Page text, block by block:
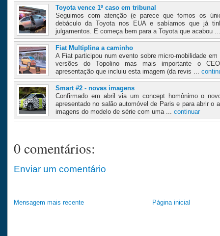
Toyota vence 1º caso em tribunal
Seguimos com atenção (e parece que fomos os
debáculo da Toyota nos EUA e sabíamos que já
julgamentos. E começa bem para a Toyota que acabou
Fiat Multiplina a caminho
A Fiat participou num evento sobre micro-mobilidade
versões do Topolino mas mais importante o
apresentação que incluiu esta imagem (da revis ...
Smart #2 - novas imagens
Confirmado em abril via um concept homônimo o
apresentado no salão automóvel de Paris e para abrir o
imagens do modelo de série com uma ... continuar
0 comentários:
Enviar um comentário
Mensagem mais recente Página inicial